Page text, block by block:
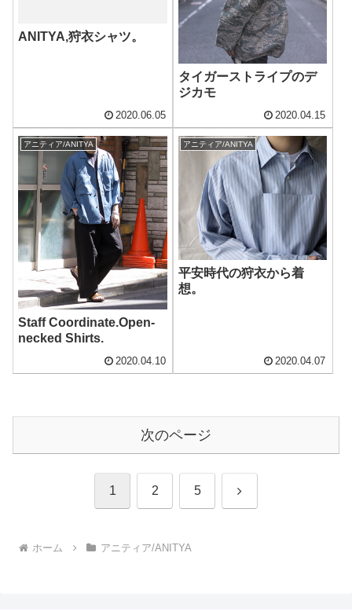
ANITYA,狩衣シャツ。
2020.06.05
タイガーストライプのデ
ジカモ
2020.04.15
アニティア/ANITYA
Staff Coordinate.Open-
necked Shirts.
2020.04.10
アニティア/ANITYA
平安時代の狩衣から着
想。
2020.04.07
次のページ
1 2 5 次
ホーム アニティア/ANITYA